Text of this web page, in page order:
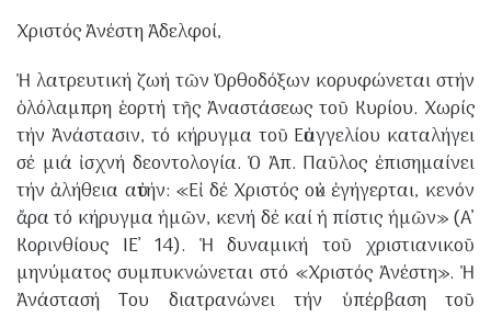
​Χριστός Ἀνέστη Ἀδελφοί,
​Ἡ λατρευτική ζωή τῶν Ὀρθοδόξων κορυφώνεται στήν
ὁλόλαμπρη ἑορτή τῆς Ἀναστάσεως τοῦ Κυρίου. Χωρίς
τήν Ἀνάστασιν, τό κήρυγμα τοῦ Εὐαγγελίου καταλήγει
σέ μιά ἰσχνή δεοντολογία. Ὁ Ἀπ. Παῦλος ἐπισημαίνει
τήν ἀλήθεια αὐτήν: «Εἰ δέ Χριστός οὐκ ἐγήγερται, κενόν
ἄρα τό κήρυγμα ἡμῶν, κενή δέ καί ἡ πίστις ἡμῶν» (Α’
Κορινθίους ΙΕ’ 14). Ἡ δυναμική τοῦ χριστιανικοῦ
μηνύματος συμπυκνώνεται στό «Χριστός Ἀνέστη». Ἡ
Ἀνάστασή Του διατρανώνει τήν ὑπέρβαση τοῦ